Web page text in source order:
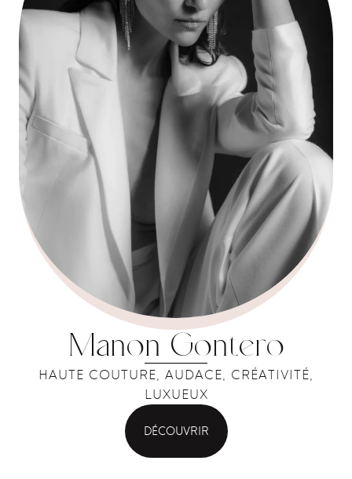
Manon Gontero
HAUTE COUTURE, AUDACE, CRÉATIVITÉ,
LUXUEUX
DÉCOUVRIR